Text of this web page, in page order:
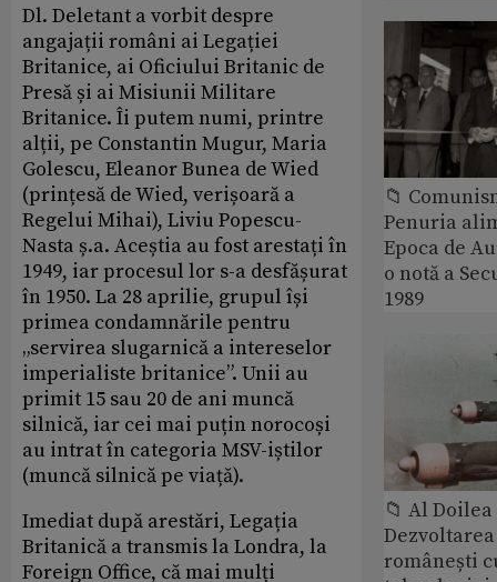
Dl. Deletant a vorbit despre
angajații români ai Legației
Britanice, ai Oficiului Britanic de
Presă și ai Misiunii Militare
Britanice. Îi putem numi, printre
alții, pe Constantin Mugur, Maria
Golescu, Eleanor Bunea de Wied
(prințesă de Wied, verișoară a
Regelui Mihai), Liviu Popescu-
Nasta ș.a. Aceștia au fost arestați în
1949, iar procesul lor s-a desfășurat
în 1950. La 28 aprilie, grupul își
primea condamnările pentru
„servirea slugarnică a intereselor
imperialiste britanice”. Unii au
primit 15 sau 20 de ani muncă
silnică, iar cei mai puțin norocoși
au intrat în categoria MSV-iștilor
(muncă silnică pe viață).
Imediat după arestări, Legația
Britanică a transmis la Londra, la
Foreign Office, că mai mulți
📁
Penuria
Epoca de
o notă a
1989
📁 Al
românești